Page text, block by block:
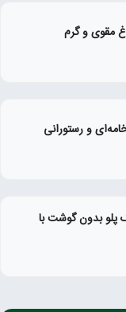
مقوی و گرم
و رستورانی
پلو بدون گوشت با